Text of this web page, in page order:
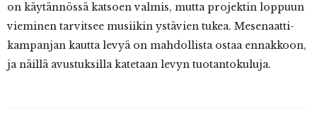
on käytännössä katsoen valmis, mutta projektin loppuun
vieminen tarvitsee musiikin ystävien tukea. Mesenaatti-
kampanjan kautta levyä on mahdollista ostaa ennakkoon,
ja näillä avustuksilla katetaan levyn tuotantokuluja.